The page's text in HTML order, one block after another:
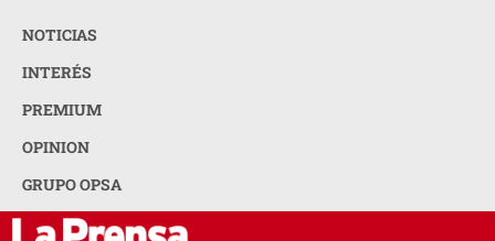
NOTICIAS
INTERÉS
PREMIUM
OPINION
GRUPO OPSA